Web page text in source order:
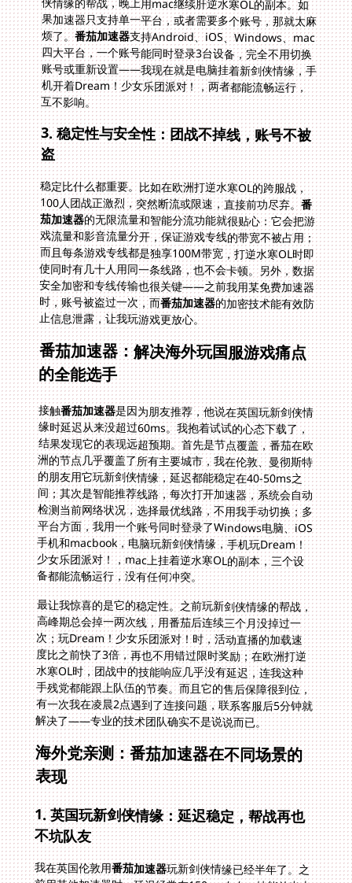
烦了。番茄加速器支持Android、iOS、Windows、mac
四大平台，一个账号能同时登录3台设备，完全不用切换
账号或重新设置——我现在就是电脑挂着新剑侠情缘，手
机开着Dream！少女乐团派对！，两者都能流畅运行，
互不影响。
3. 稳定性与安全性：团战不掉线，账号不被
盗
稳定比什么都重要。比如在欧洲打逆水寒OL的跨服战，
100人团战正激烈，突然断流或限速，直接前功尽弃。番
茄加速器的无限流量和智能分流功能就很贴心：它会把游
戏流量和影音流量分开，保证游戏专线的带宽不被占用；
而且每条游戏专线都是独享100M带宽，打逆水寒OL时即
使同时有几十人用同一条线路，也不会卡顿。另外，数据
安全加密和专线传输也很关键——之前我用某免费加速器
时，账号被盗过一次，而番茄加速器的加密技术能有效防
止信息泄露，让我玩游戏更放心。
番茄加速器：解决海外玩国服游戏痛点
的全能选手
接触番茄加速器是因为朋友推荐，他说在英国玩新剑侠情
缘时延迟从来没超过60ms。我抱着试试的心态下载了，
结果发现它的表现远超预期。首先是节点覆盖，番茄在欧
洲的节点几乎覆盖了所有主要城市，我在伦敦、曼彻斯特
的朋友用它玩新剑侠情缘，延迟都能稳定在40-50ms之
间；其次是智能推荐线路，每次打开加速器，系统会自动
检测当前网络状况，选择最优线路，不用我手动切换；多
平台方面，我用一个账号同时登录了Windows电脑、iOS
手机和macbook，电脑玩新剑侠情缘，手机玩Dream！
少女乐团派对！，mac上挂着逆水寒OL的副本，三个设
备都能流畅运行，没有任何冲突。
最让我惊喜的是它的稳定性。之前玩新剑侠情缘的帮战，
高峰期总会掉一两次线，用番茄后连续三个月没掉过一
次；玩Dream！少女乐团派对！时，活动直播的加载速
度比之前快了3倍，再也不用错过限时奖励；在欧洲打逆
水寒OL时，团战中的技能响应几乎没有延迟，连我这种
手残党都能跟上队伍的节奏。而且它的售后保障很到位，
有一次我在凌晨2点遇到了连接问题，联系客服后5分钟就
解决了——专业的技术团队确实不是说说而已。
海外党亲测：番茄加速器在不同场景的
表现
1. 英国玩新剑侠情缘：延迟稳定，帮战再也
不坑队友
我在英国伦敦用番茄加速器玩新剑侠情缘已经半年了。之
前用其他加速器时，延迟经常在150ms左右，技能放出去
要等一秒才有反应，组队副本时总是拖后腿。换番茄后，
延迟直接降到45ms，帮战中能精准预判对手的技能，甚
至能抢在队友前面拿到boss的最后一击。最关键的是，
即使在高峰期（国内晚上8点），延迟也不会超过60ms
——这对于需要实时操作的武侠游戏来说，简直是救命稻